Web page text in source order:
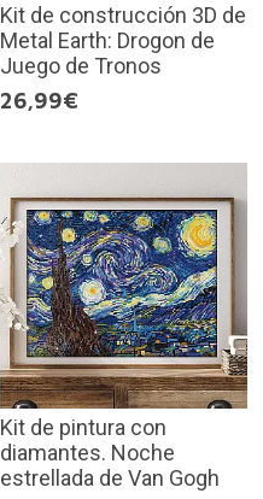
Kit de construcción 3D de
Metal Earth: Drogon de
Juego de Tronos
26,99€
Kit de pintura con
diamantes. Noche
estrellada de Van Gogh